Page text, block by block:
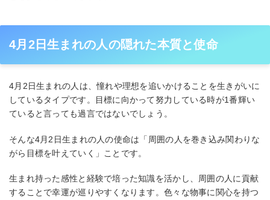
4月2日生まれの人の隠れた本質と使命
4月2日生まれの人は、憧れや理想を追いかけることを生きがいに
しているタイプです。目標に向かって努力している時が1番輝い
ていると言っても過言ではないでしょう。
そんな4月2日生まれの人の使命は「周囲の人を巻き込み関わりな
がら目標を叶えていく」ことです。
生まれ持った感性と経験で培った知識を活かし、周囲の人に貢献
することで幸運が巡りやすくなります。色々な物事に関心を持つ